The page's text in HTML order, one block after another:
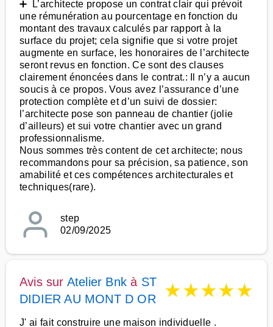
➕ L’architecte propose un contrat clair qui prévoit
une rémunération au pourcentage en fonction du
montant des travaux calculés par rapport à la
surface du projet; cela signifie que si votre projet
augmente en surface, les honoraires de l’architecte
seront revus en fonction. Ce sont des clauses
clairement énoncées dans le contrat.: Il n’y a aucun
soucis à ce propos. Vous avez l’assurance d’une
protection complète et d’un suivi de dossier:
l’architecte pose son panneau de chantier (jolie
d’ailleurs) et sui votre chantier avec un grand
professionnalisme.
Nous sommes très content de cet architecte; nous
recommandons pour sa précision, sa patience, son
amabilité et ces compétences architecturales et
techniques(rare).
step
02/09/2025
Avis sur Atelier Bnk à ST
DIDIER AU MONT D OR
★★★★★
J' ai fait construire une maison individuelle .